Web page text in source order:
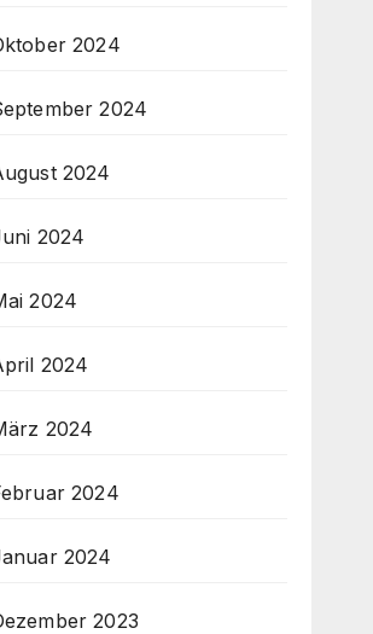
2024
2024
2024
2024
2024
2024
2024
2024
2024
2023